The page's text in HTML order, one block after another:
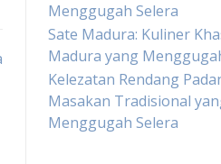
Menggugah Selera
Sate Madura: Kuliner
Madura yang
Kelezatan Rendang
Masakan Tradisional
Menggugah Selera